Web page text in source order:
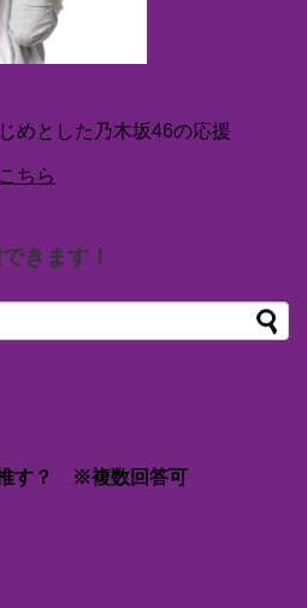
めとした乃木坂46の応援
ちら
きます！
す？ ※複数回答可